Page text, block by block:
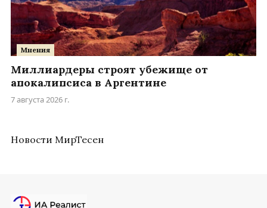
Мнения
Миллиардеры строят убежище от
апокалипсиса в Аргентине
7 августа 2026 г.
Новости МирТесен